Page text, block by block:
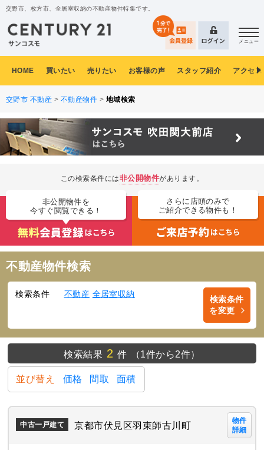
交野市、枚方市、全居室収納の不動産物件特集です。
メニュー
HOME 買いたい 売りたい お客様の声 スタッフ紹介 アクセ
交野市 不動産 > 不動産物件 > 地域検索
この検索条件には非公開物件があります。
非公開物件を
今すぐ閲覧できる！
さらに店頭のみで
ご紹介できる物件も！
不動産物件検索
検索条件 不動産 全居室収納
検索条件
を変更
検索結果 2 件 （1件から2件）
並び替え 価格 間取 面積
中古一戸建て 京都市伏見区羽束師古川町
物件
詳細